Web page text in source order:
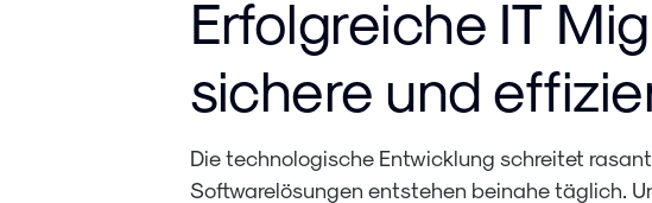
Erfolgreiche IT
sichere und
Die technologische Entwicklung schreitet
Softwarelösungen entstehen beinahe täglich.